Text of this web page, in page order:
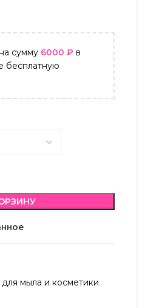
сумму 6000 ₽ в
бесплатную
мыла и косметики